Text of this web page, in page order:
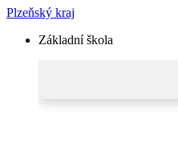
Plzeňský kraj
Základní škola